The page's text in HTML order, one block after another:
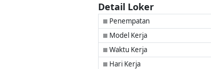
Detail Loker
■ Penempatan
■ Model Kerja
■ Waktu Kerja
■ Hari Kerja